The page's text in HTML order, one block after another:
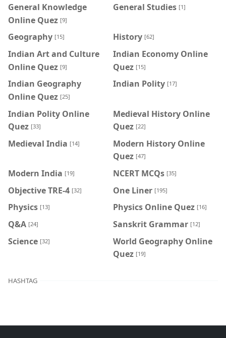
General Knowledge
Online Quez [9]
General Studies [1]
Geography [15] History [62]
Indian Art and Culture
Online Quez [9]
Indian Economy Online
Quez [15]
Indian Geography
Online Quez [25]
Indian Polity [17]
Indian Polity Online
Quez [33]
Medieval History Online
Quez [22]
Medieval India [14]
Modern History Online
Quez [47]
Modern India [19] NCERT MCQs [35]
Objective TRE-4 [32] One Liner [195]
Physics [13] Physics Online Quez [16]
Q&A [24] Sanskrit Grammar [12]
Science [32]
World Geography Online
Quez [19]
HASHTAG